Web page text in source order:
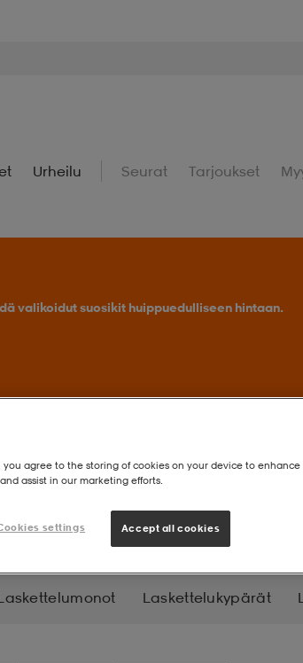
Urheilu Seurat Tarjoukset
valikoidut suosikit huippuedulliseen hintaan.
Laskettelukypärät
you agree to the storing of cookies on your device to enhance
assist in our marketing efforts.
settings Accept all cookies